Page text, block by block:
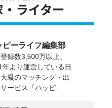
・ライター
ピーライフ編集部
録数3,500万以上、
年より運営している日
級のマッチング・出
ービス「ハッピ...